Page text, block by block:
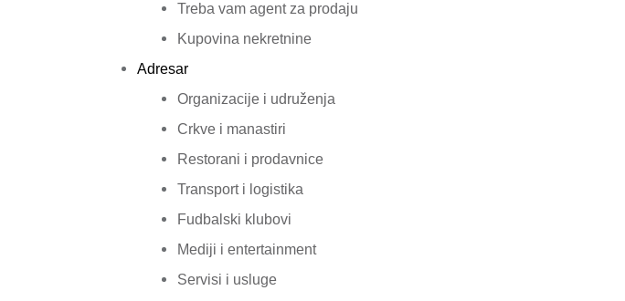
Treba vam agent za prodaju
Kupovina nekretnine
Adresar
Organizacije i udruženja
Crkve i manastiri
Restorani i prodavnice
Transport i logistika
Fudbalski klubovi
Mediji i entertainment
Servisi i usluge